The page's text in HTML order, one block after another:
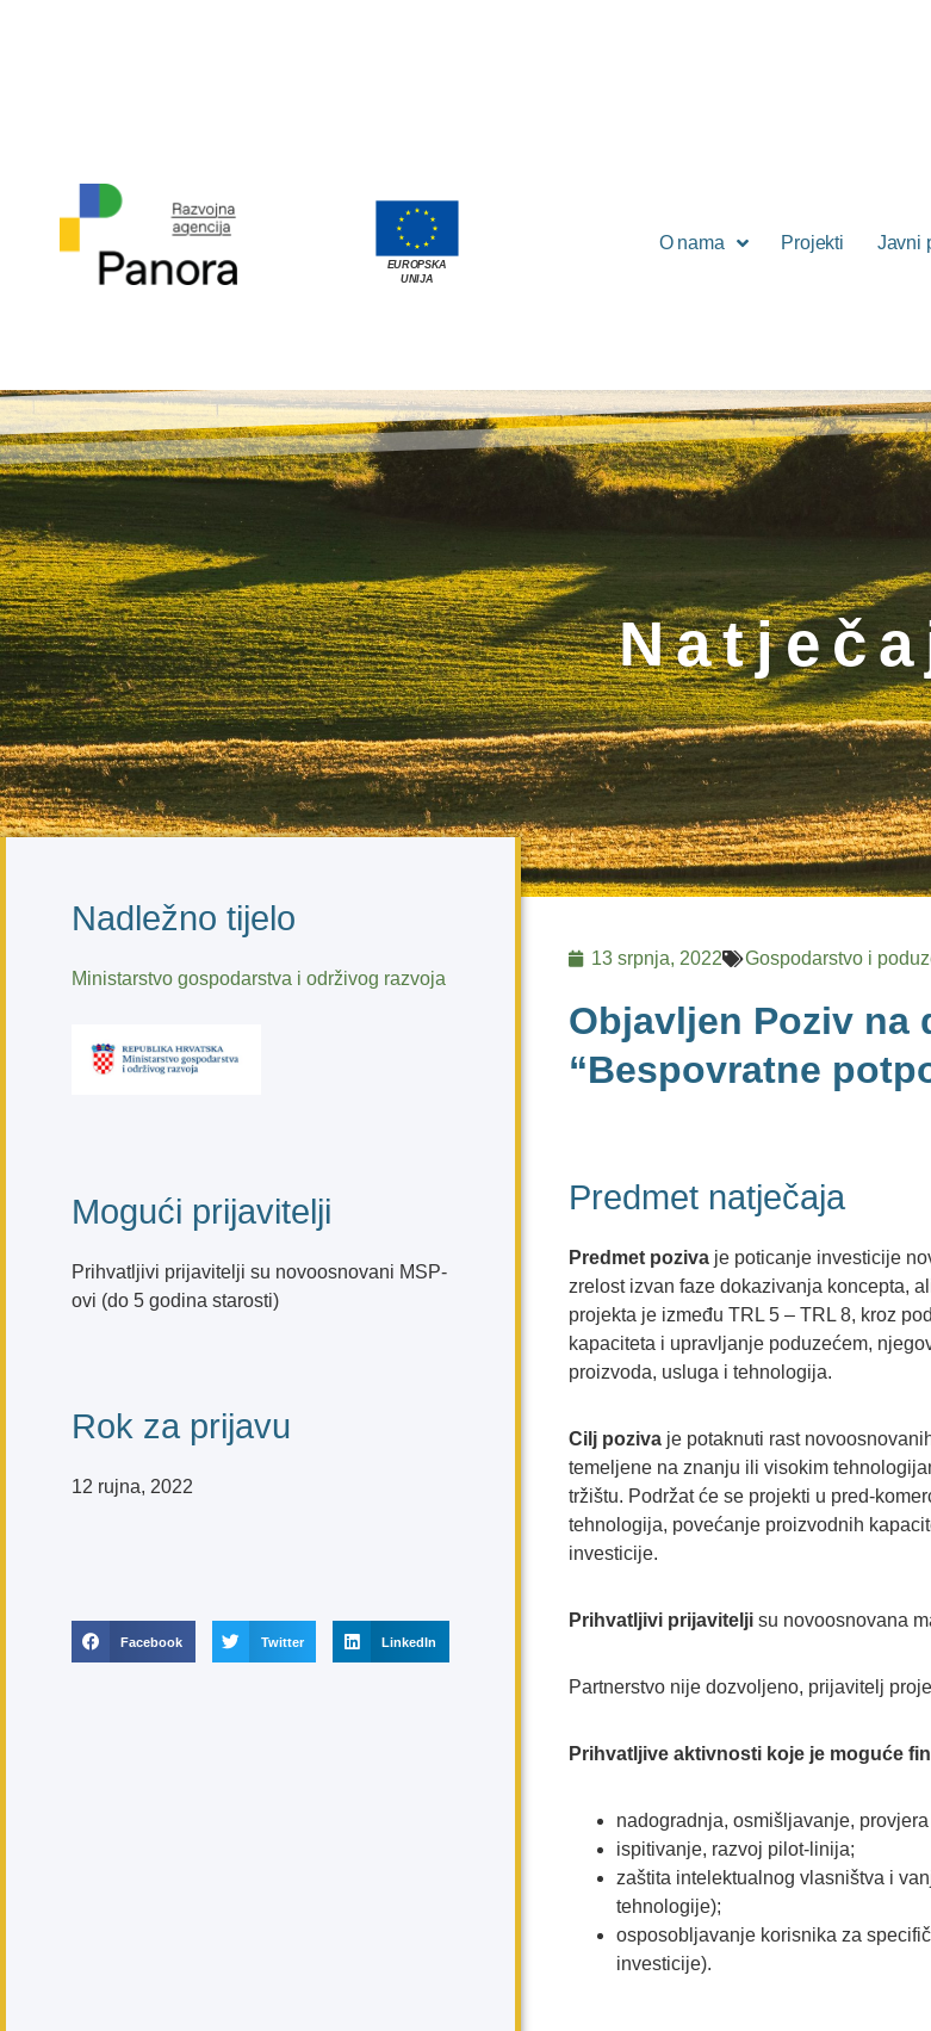
EUROPSKA
UNIJA
O nama Projekti Javni
Nadležno tijelo
Ministarstvo gospodarstva i održivog razvoja
Mogući prijavitelji
Prihvatljivi prijavitelji su novoosnovani MSP-
ovi (do 5 godina starosti)
Rok za prijavu
12 rujna, 2022
Facebook Twitter LinkedIn
13 srpnja, 2022 Gospodarstvo i
Objavljen Poziv
“Bespovratne
Predmet natječaja
Predmet poziva je poticanje investicije
zrelost izvan faze dokazivanja koncepta,
projekta je između TRL 5 – TRL 8, kroz
kapaciteta i upravljanje poduzećem,
proizvoda, usluga i tehnologija.
Cilj poziva je potaknuti rast
temeljene na znanju ili visokim
tržištu. Podržat će se projekti u pred-
tehnologija, povećanje proizvodnih
investicije.
Prihvatljivi prijavitelji su novoosnovana
Partnerstvo nije dozvoljeno, prijavitelj
Prihvatljive aktivnosti koje je moguće
nadogradnja, osmišljavanje,
ispitivanje, razvoj pilot-linija;
zaštita intelektualnog vlasništva i
tehnologije);
osposobljavanje korisnika za
investicije).